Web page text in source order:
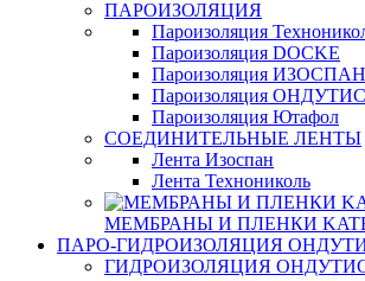
ПАРОИЗОЛЯЦИЯ
Пароизоляция
Пароизоляция DOCKE
Пароизоляция ИЗОСПАН
Пароизоляция ОНДУТИС
Пароизоляция Ютафол
СОЕДИНИТЕЛЬНЫЕ ЛЕНТЫ
Лента Изоспан
Лента Технониколь
МЕМБРАНЫ И ПЛЕНКИ
ПАРО-ГИДРОИЗОЛЯЦИЯ
ГИДРОИЗОЛЯЦИЯ